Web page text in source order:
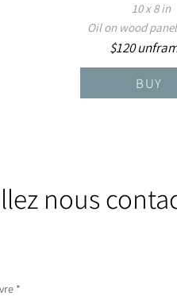
10 x 8 in
Oil on wood
$120
BUY
nous